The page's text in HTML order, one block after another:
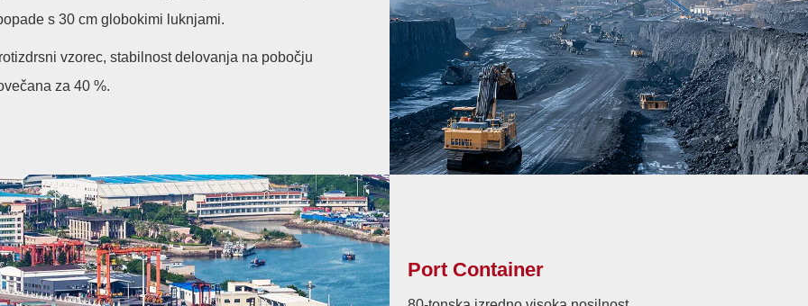
s 30 cm globokimi luknjami.
vzorec, stabilnost delovanja na pobočju
za 40 %.
Port Container